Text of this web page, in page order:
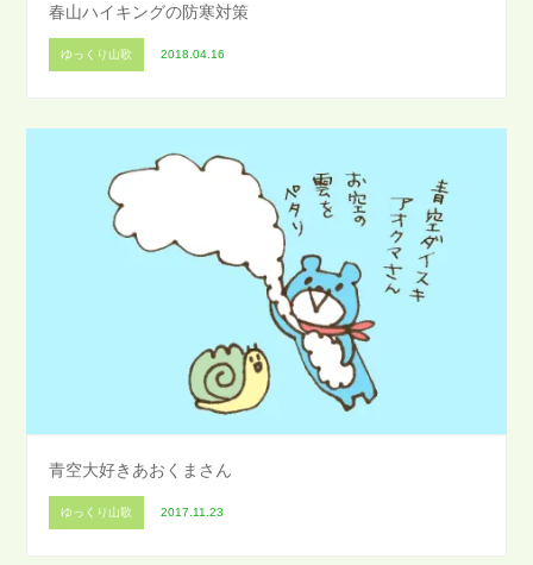
春山ハイキングの防寒対策
ゆっくり山歌 2018.04.16
青空大好きあおくまさん
ゆっくり山歌 2017.11.23